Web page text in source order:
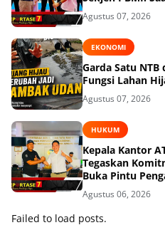
Agustus 07, 2026
EKONOMI
Garda Satu
Fungsi Lahan
Agustus 07, 2026
HUKUM
Kepala Kantor
Tegaskan
Buka Pintu
Agustus 06, 2026
Failed to load posts.